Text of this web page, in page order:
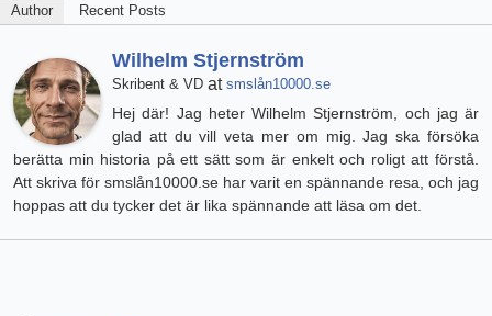
Author Recent Posts
Wilhelm Stjernström
Skribent & VD at smslån10000.se
Hej där! Jag heter Wilhelm Stjernström, och jag är
glad att du vill veta mer om mig. Jag ska försöka
berätta min historia på ett sätt som är enkelt och roligt att förstå.
Att skriva för smslån10000.se har varit en spännande resa, och jag
hoppas att du tycker det är lika spännande att läsa om det.